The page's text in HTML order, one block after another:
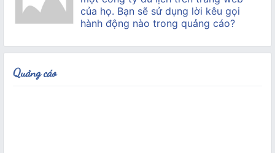
của họ. Bạn sẽ sử dụng lời kêu gọi
hành động nào trong quảng cáo?
Quảng cáo